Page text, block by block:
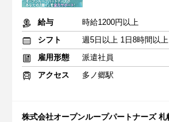
給与
時給1200円以上
シフト
週5日以上 1日8時間以上
雇用形態
派遣社員
アクセス
多ノ郷駅
株式会社オープンループパートナーズ